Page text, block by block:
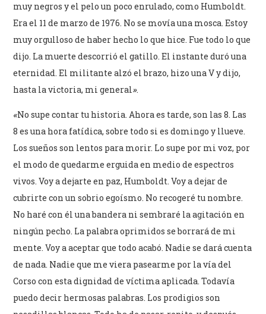
muy negros y el pelo un poco enrulado, como Humboldt.
Era el 11 de marzo de 1976. No se movía una mosca. Estoy
muy orgulloso de haber hecho lo que hice. Fue todo lo que
dijo. La muerte descorrió el gatillo. El instante duró una
eternidad. El militante alzó el brazo, hizo una V y dijo,
hasta la victoria, mi general».
«No supe contar tu historia. Ahora es tarde, son las 8. Las
8 es una hora fatídica, sobre todo si es domingo y llueve.
Los sueños son lentos para morir. Lo supe por mi voz, por
el modo de quedarme erguida en medio de espectros
vivos. Voy a dejarte en paz, Humboldt. Voy a dejar de
cubrirte con un sobrio egoísmo. No recogeré tu nombre.
No haré con él una bandera ni sembraré la agitación en
ningún pecho. La palabra oprimidos se borrará de mi
mente. Voy a aceptar que todo acabó. Nadie se dará cuenta
de nada. Nadie que me viera pasearme por la vía del
Corso con esta dignidad de víctima aplicada. Todavía
puedo decir hermosas palabras. Los prodigios son